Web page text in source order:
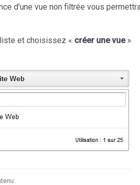
d’une vue non filtrée vous
et choisissez « créer une vue»